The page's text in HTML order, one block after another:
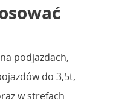
podjazdach,
do 3,5t,
w strefach